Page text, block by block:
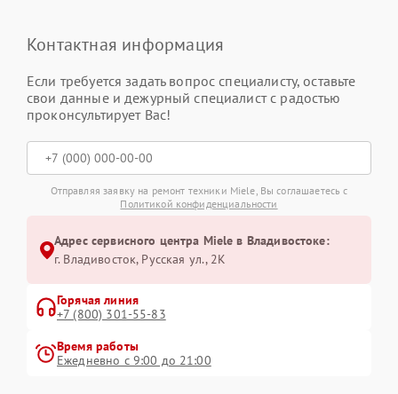
Контактная информация
Если требуется задать вопрос специалисту, оставьте
свои данные и дежурный специалист с радостью
проконсультирует Вас!
Отправляя заявку на ремонт техники Miele, Вы соглашаетесь с
Политикой конфиденциальности
Адрес сервисного центра Miele в Владивостоке:
г. Владивосток, Русская ул., 2К
Горячая линия
+7 (800) 301-55-83
Время работы
Ежедневно с 9:00 до 21:00